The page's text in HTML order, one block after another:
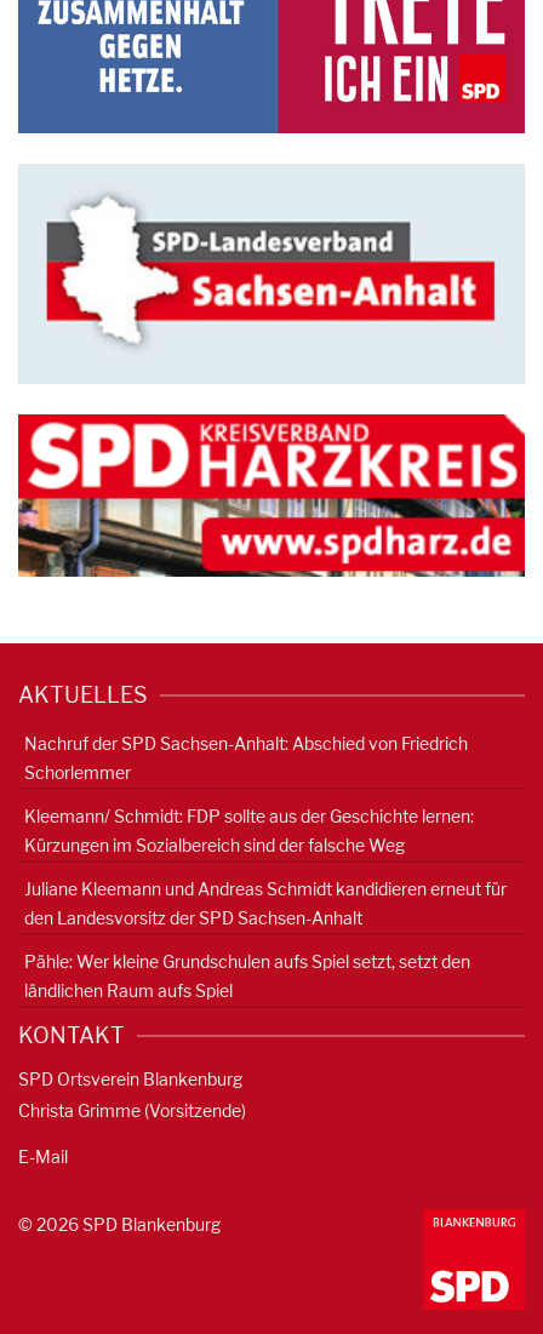
AKTUELLES
Nachruf der SPD Sachsen-Anhalt: Abschied von Friedrich
Schorlemmer
Kleemann/ Schmidt: FDP sollte aus der Geschichte lernen:
Kürzungen im Sozialbereich sind der falsche Weg
Juliane Kleemann und Andreas Schmidt kandidieren erneut für
den Landesvorsitz der SPD Sachsen-Anhalt
Pähle: Wer kleine Grundschulen aufs Spiel setzt, setzt den
ländlichen Raum aufs Spiel
KONTAKT
SPD Ortsverein Blankenburg
Christa Grimme (Vorsitzende)
E-Mail
© 2026 SPD Blankenburg